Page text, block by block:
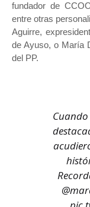
fundador de
entre otras
Aguirre,
de Ayuso, o María
del PP.